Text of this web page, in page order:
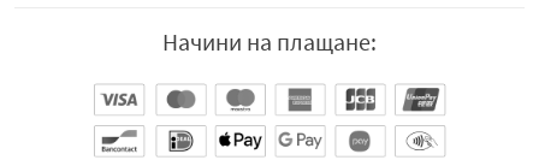
Начини на плащане: